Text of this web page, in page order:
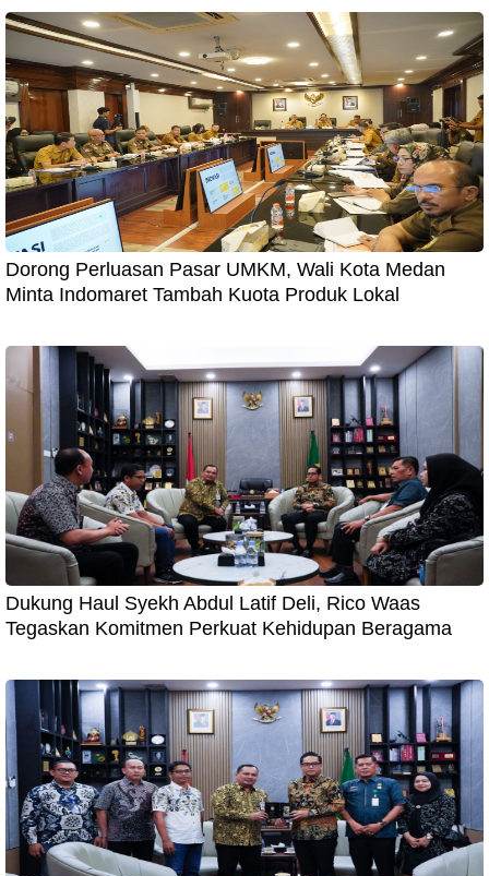
Dorong Perluasan Pasar UMKM, Wali Kota Medan
Minta Indomaret Tambah Kuota Produk Lokal
Dukung Haul Syekh Abdul Latif Deli, Rico Waas
Tegaskan Komitmen Perkuat Kehidupan Beragama